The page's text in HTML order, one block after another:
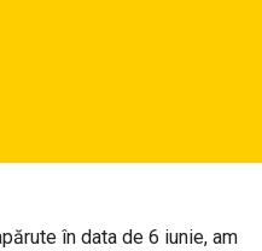
în data de 6 iunie, am